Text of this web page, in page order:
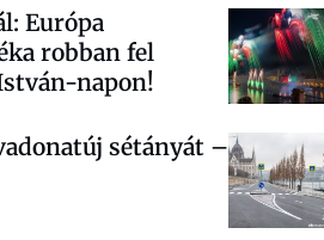
Európa
robban fel
napon!
sétányát –